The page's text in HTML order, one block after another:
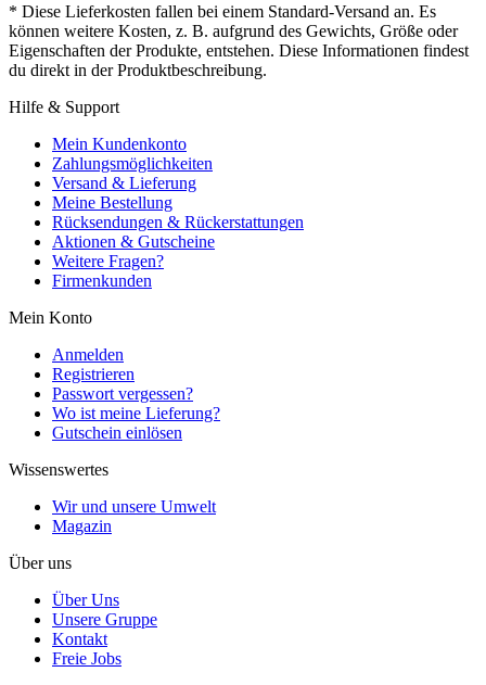
* Diese Lieferkosten fallen bei einem Standard-Versand an. Es
können weitere Kosten, z. B. aufgrund des Gewichts, Größe oder
Eigenschaften der Produkte, entstehen. Diese Informationen findest
du direkt in der Produktbeschreibung.
Hilfe & Support
Mein Kundenkonto
Zahlungsmöglichkeiten
Versand & Lieferung
Meine Bestellung
Rücksendungen & Rückerstattungen
Aktionen & Gutscheine
Weitere Fragen?
Firmenkunden
Mein Konto
Anmelden
Registrieren
Passwort vergessen?
Wo ist meine Lieferung?
Gutschein einlösen
Wissenswertes
Wir und unsere Umwelt
Magazin
Über uns
Über Uns
Unsere Gruppe
Kontakt
Freie Jobs